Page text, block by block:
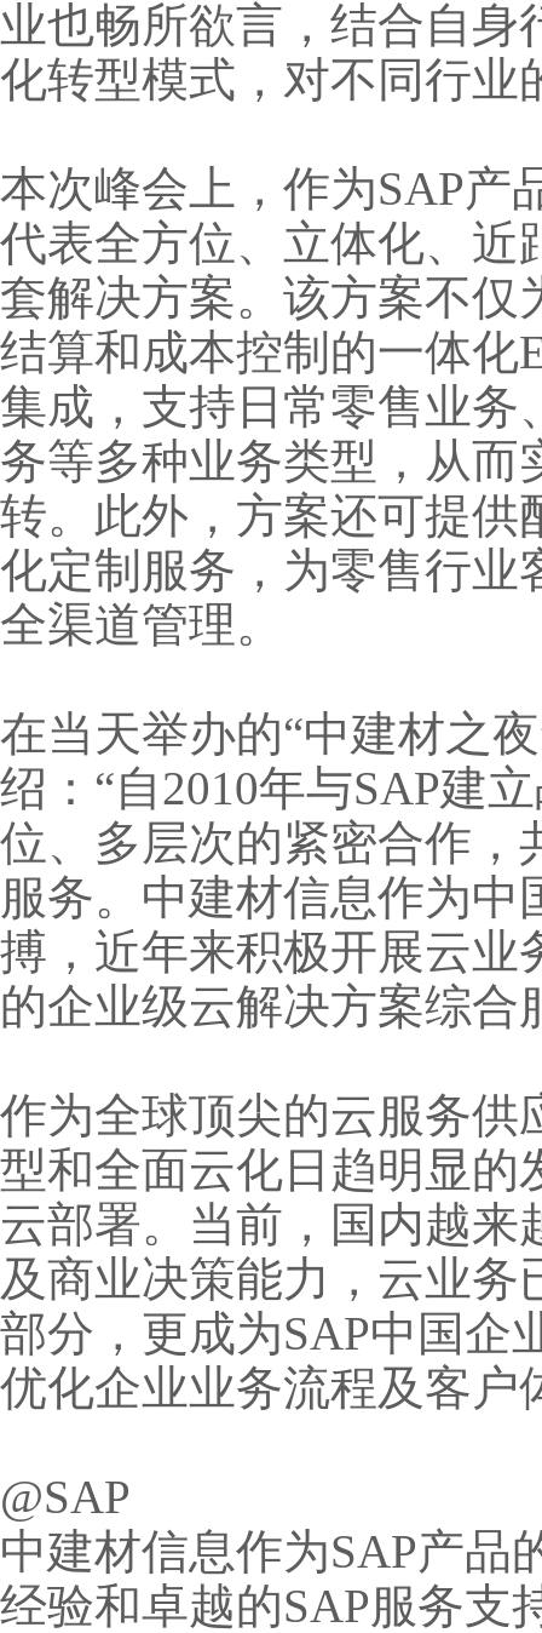
业也畅所欲言，结合自
化转型模式，对不同行业
本次峰会上，作为SAP产
代表全方位、立体化、近
套解决方案。该方案不仅
结算和成本控制的一体化
集成，支持日常零售业务
务等多种业务类型，从而
转。此外，方案还可提供
化定制服务，为零售行业
全渠道管理。
在当天举办的“中建材之
绍：“自2010年与SAP建
位、多层次的紧密合作，
服务。中建材信息作为
搏，近年来积极开展云业
的企业级云解决方案综合
作为全球顶尖的云服务供
型和全面云化日趋明显的
云部署。当前，国内越来
及商业决策能力，云业务
部分，更成为SAP中国企
优化企业业务流程及客户
@SAP
中建材信息作为SAP产品
经验和卓越的SAP服务支